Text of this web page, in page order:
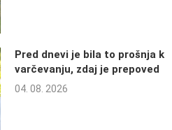
Pred dnevi je bila to prošnja k
varčevanju, zdaj je prepoved
04. 08. 2026